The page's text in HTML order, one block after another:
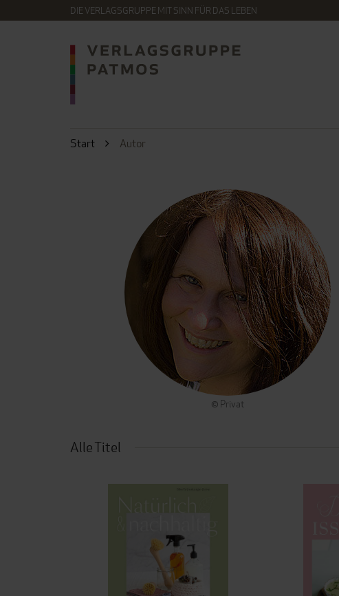
DIE VERLAGSGRUPPE MIT SINN FÜR DAS LEBEN
Start Autor
© Privat
Alle Titel